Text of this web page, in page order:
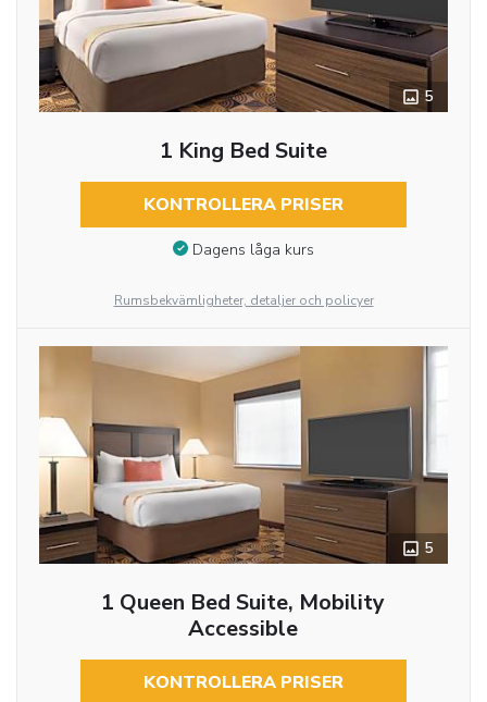
5
1 King Bed Suite
KONTROLLERA PRISER
Dagens låga kurs
Rumsbekvämligheter, detaljer och policyer
5
1 Queen Bed Suite, Mobility
Accessible
KONTROLLERA PRISER